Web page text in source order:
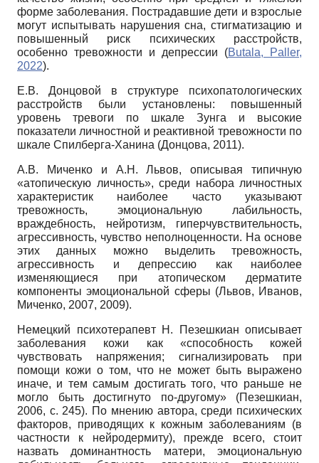
форме заболевания. Пострадавшие дети и взрослые
могут испытывать нарушения сна, стигматизацию и
повышенный риск психических расстройств,
особенно тревожности и депрессии (Butala, Paller,
2022).
Е.В. Донцовой в структуре психопатологических
расстройств были установлены: повышенный
уровень тревоги по шкале Зунга и высокие
показатели личностной и реактивной тревожности по
шкале Спилберга-Ханина (Донцова, 2011).
А.В. Миченко и А.Н. Львов, описывая типичную
«атопическую личность», среди набора личностных
характеристик наиболее часто указывают
тревожность, эмоциональную лабильность,
враждебность, нейротизм, гиперчувствительность,
агрессивность, чувство неполноценности. На основе
этих данных можно выделить тревожность,
агрессивность и депрессию как наиболее
изменяющиеся при атопическом дерматите
компоненты эмоциональной сферы (Львов, Иванов,
Миченко, 2007, 2009).
Немецкий психотерапевт Н. Пезешкиан описывает
заболевания кожи как «способность кожей
чувствовать напряжения; сигнализировать при
помощи кожи о том, что не может быть выражено
иначе, и тем самым достигать того, что раньше не
могло быть достигнуто по-другому» (Пезешкиан,
2006, с. 245). По мнению автора, среди психических
факторов, приводящих к кожным заболеваниям (в
частности к нейродермиту), прежде всего, стоит
назвать доминантность матери, эмоциональную